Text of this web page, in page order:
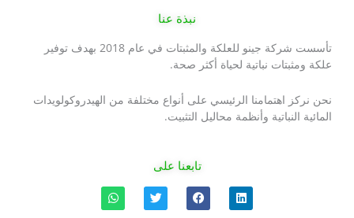
نبذة عنا
تأسست شركة جينو للعلكة والمثبتات في عام 2018 بهدف توفير
علكة ومثبتات نباتية لحياة أكثر صحة.
نحن نركز اهتمامنا الرئيسي على أنواع مختلفة من الهيدروكولويدات
المائية النباتية وأنظمة محاليل التثبيت.
تابعنا على
ل
ي
ن
ف
ي
س
ت
و
ي
و
ا
ت